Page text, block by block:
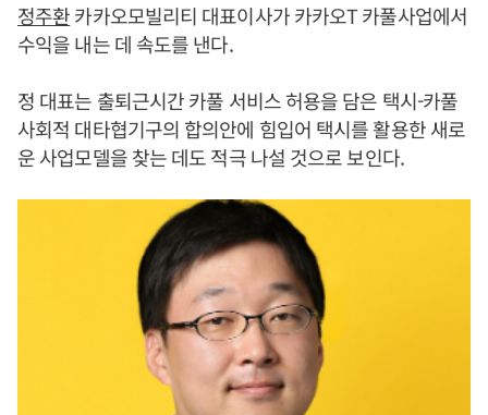
정주환카카오모빌리티 대표이사가 카카오T 카풀사업에서
수익을 내는 데 속도를 낸다.
정 대표는 출퇴근시간 카풀 서비스 허용을 담은 택시-카풀
사회적 대타협기구의 합의안에 힘입어 택시를 활용한 새로
운 사업모델을 찾는 데도 적극 나설 것으로 보인다.